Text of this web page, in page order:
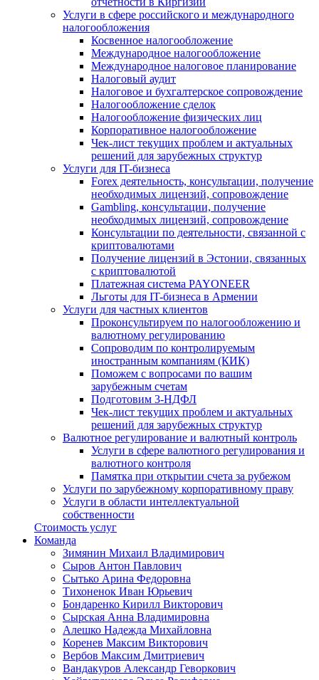
Услуги в сфере российского и международного
налогообложения
Косвенное налогообложение
Международное налогообложение
Международное налоговое планирование
Налоговый аудит
Налоговое и бухгалтерское сопровождение
Налогообложение сделок
Налогообложение физических лиц
Корпоративное налогообложение
Чек-лист текущих проблем и актуальных
решений для зарубежных структур
Услуги для IT-бизнеса
Forex деятельность, консультации, получение
необходимых лицензий, сопровождение
Gambling, консультации, получение
необходимых лицензий, сопровождение
Консультации по деятельности, связанной с
криптовалютами
Получение лицензий в Эстонии, связанных
с криптовалютой
Платежная система PAYONEER
Льготы для IT-бизнеса в Армении
Услуги для частных клиентов
Проконсультируем по налогообложению и
валютному регулированию
Сопроводим по контролируемым
иностранным компаниям (КИК)
Поможем с вопросами по вашим
зарубежным счетам
Подготовим 3-НДФЛ
Чек-лист текущих проблем и актуальных
решений для зарубежных структур
Валютное регулирование и валютный контроль
Услуги в сфере валютного регулирования и
валютного контроля
Памятка при открытии счета за рубежом
Услуги по зарубежному корпоративному праву
Услуги в области интеллектуальной
собственности
Стоимость услуг
Команда
Зимянин Михаил Владимирович
Сыров Антон Павлович
Сытько Арина Федоровна
Тихоненок Иван Юрьевич
Бондаренко Кирилл Викторович
Сырская Анна Владимировна
Алешко Надежда Михайловна
Коренев Максим Викторович
Вербов Максим Дмитриевич
Вандакуров Александр Геворкович